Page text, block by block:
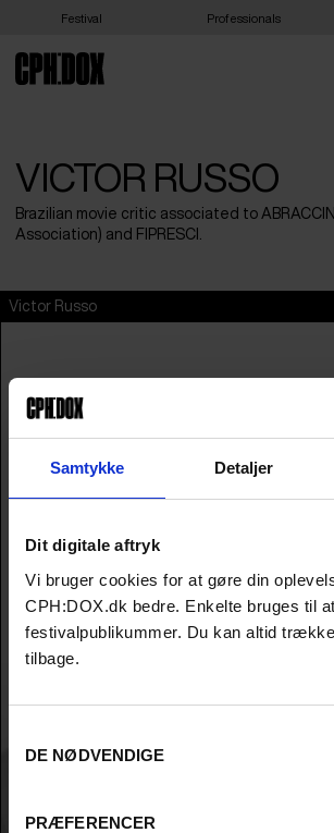
Samtykke Detaljer
Dit digitale aftryk
Vi bruger cookies for at gøre din
CPH:DOX.dk bedre. Enkelte bruges til
festivalpublikummer. Du kan altid
tilbage.
DE NØDVENDIGE
PRÆFERENCER
Festival Professionals
VICTOR RUSSO
Brazilian movie critic associated to
Association) and FIPRESCI.
Victor Russo